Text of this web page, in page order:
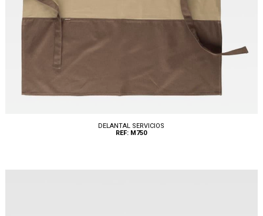
DELANTAL SERVICIOS
REF: M750